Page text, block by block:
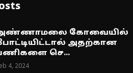
கோவையில்
அதற்கான
செ...
4, 2024